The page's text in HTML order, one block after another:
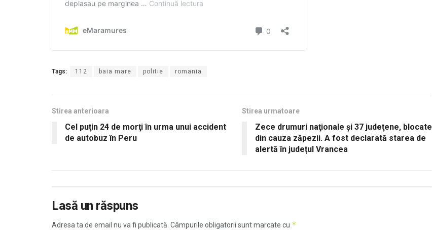
Tags: 112 baia mare politie romania
Stirea anterioara
Cel puţin 24 de morţi în urma unui accident
de autobuz în Peru
Stirea urmatoare
Zece drumuri naţionale şi 37 judeţene, blocate
din cauza zăpezii. A fost declarată starea de
alertă în județul Vrancea
Lasă un răspuns
Adresa ta de email nu va fi publicată. Câmpurile obligatorii sunt marcate cu *